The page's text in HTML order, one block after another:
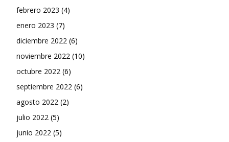
febrero 2023 (4)
enero 2023 (7)
diciembre 2022 (6)
noviembre 2022 (10)
octubre 2022 (6)
septiembre 2022 (6)
agosto 2022 (2)
julio 2022 (5)
junio 2022 (5)